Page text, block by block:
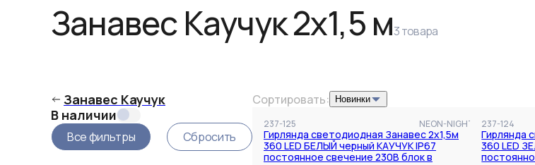
Занавес Каучук 2х1,5 м3товара
Занавес Каучук
В наличии
Все фильтры Сбросить
Сортировать: Новинки
237-125 NEON-NIGHT
Гирлянда светодиодная Занавес 2х1,5м
360 LED БЕЛЫЙ черный КАУЧУК IP67
постоянное свечение 230В блок в
237-124
Гирлянда
360 LED
Все фильтры